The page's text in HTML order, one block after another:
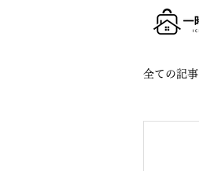
全ての記事